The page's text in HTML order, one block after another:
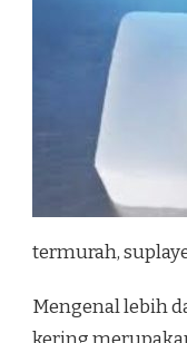
termurah,
Mengenal lebih